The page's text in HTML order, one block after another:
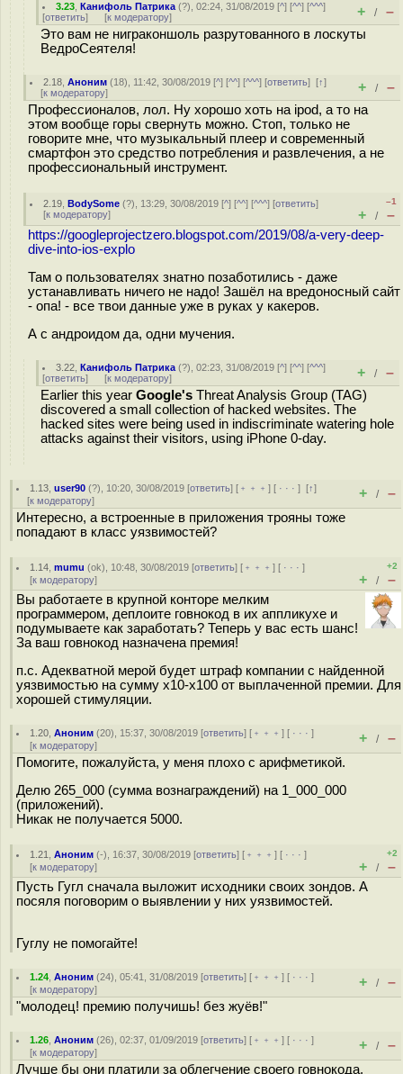
3.23 ,Канифоль Патрика (?), 02:24, 31/08/2019 [^] [^^] [^^^]
[ответить] [к модератору] + / –
Это вам не ниграконшоль разрутованного в лоскуты
ВедроСеятеля!
2.18 ,Аноним (18), 11:42, 30/08/2019 [^] [^^] [^^^] [ответить][↑]
[к модератору] + / –
Профессионалов, лол. Ну хорошо хоть на ipod, а то на
этом вообще горы свернуть можно. Стоп, только не
говорите мне, что музыкальный плеер и современный
смартфон это средство потребления и развлечения, а не
профессиональный инструмент.
2.19 ,BodySome (?), 13:29, 30/08/2019 [^] [^^] [^^^] [ответить]
[к модератору]
–1
+ / –
https://googleprojectzero.blogspot.com/2019/08/a-very-deep-
dive-into-ios-explo
Там о пользователях знатно позаботились - даже
устанавливать ничего не надо! Зашёл на вредоносный сайт
- опа! - все твои данные уже в руках у какеров.
А с андроидом да, одни мучения.
3.22 ,Канифоль Патрика (?), 02:23, 31/08/2019 [^] [^^] [^^^]
[ответить] [к модератору] + / –
Earlier this year Google's Threat Analysis Group (TAG)
discovered a small collection of hacked websites. The
hacked sites were being used in indiscriminate watering hole
attacks against their visitors, using iPhone 0-day.
1.13 ,user90 (?), 10:20, 30/08/2019 [ответить] [ ﹢﹢﹢] [ · · ·][↑]
[к модератору] + / –
Интересно, а встроенные в приложения трояны тоже
попадают в класс уязвимостей?
1.14 ,mumu (ok), 10:48, 30/08/2019 [ответить] [ ﹢﹢﹢] [ · · ·]
[к модератору]
+2
+ / –
Вы работаете в крупной конторе мелким
программером, деплоите говнокод в их аппликухе и
подумываете как заработать? Теперь у вас есть шанс!
За ваш говнокод назначена премия!
п.с. Адекватной мерой будет штраф компании с найденной
уязвимостью на сумму x10-x100 от выплаченной премии. Для
хорошей стимуляции.
1.20 ,Аноним (20), 15:37, 30/08/2019 [ответить] [ ﹢﹢﹢] [ · · ·]
[к модератору] + / –
Помогите, пожалуйста, у меня плохо с арифметикой.
Делю 265_000 (сумма вознаграждений) на 1_000_000
(приложений).
Никак не получается 5000.
1.21 ,Аноним (-), 16:37, 30/08/2019 [ответить] [ ﹢﹢﹢] [ · · ·]
[к модератору]
+2
+ / –
Пусть Гугл сначала выложит исходники своих зондов. А
посяля поговорим о выявлении у них уязвимостей.
Гуглу не помогайте!
1.24 ,Аноним (24), 05:41, 31/08/2019 [ответить] [ ﹢﹢﹢] [ · · ·]
[к модератору] + / –
"молодец! премию получишь! без жуёв!"
1.26 ,Аноним (26), 02:37, 01/09/2019 [ответить] [ ﹢﹢﹢] [ · · ·]
[к модератору] + / –
Лучше бы они платили за облегчение своего говнокода.